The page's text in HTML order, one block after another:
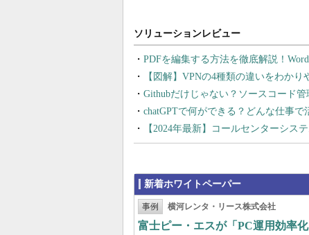
PDFを編集する方法を徹底解説！
【図解】VPNの4種類の違いをわか
Githubだけじゃない？ソースコード
chatGPTで何ができる？どんな仕事で
【2024年最新】コールセンターシス
新着ホワイトペーパー
事例 横河レンタ・リース株式会社
富士ピー・エスが「PC運用効率